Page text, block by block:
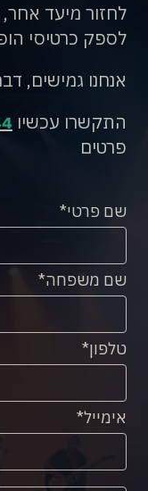
לחזור מיעד
לספק כרטיסי
אנחנו גמישים,
התקשרו עכשיו
פרטים
שם פרטי
שם משפחה
טלפון
אימייל